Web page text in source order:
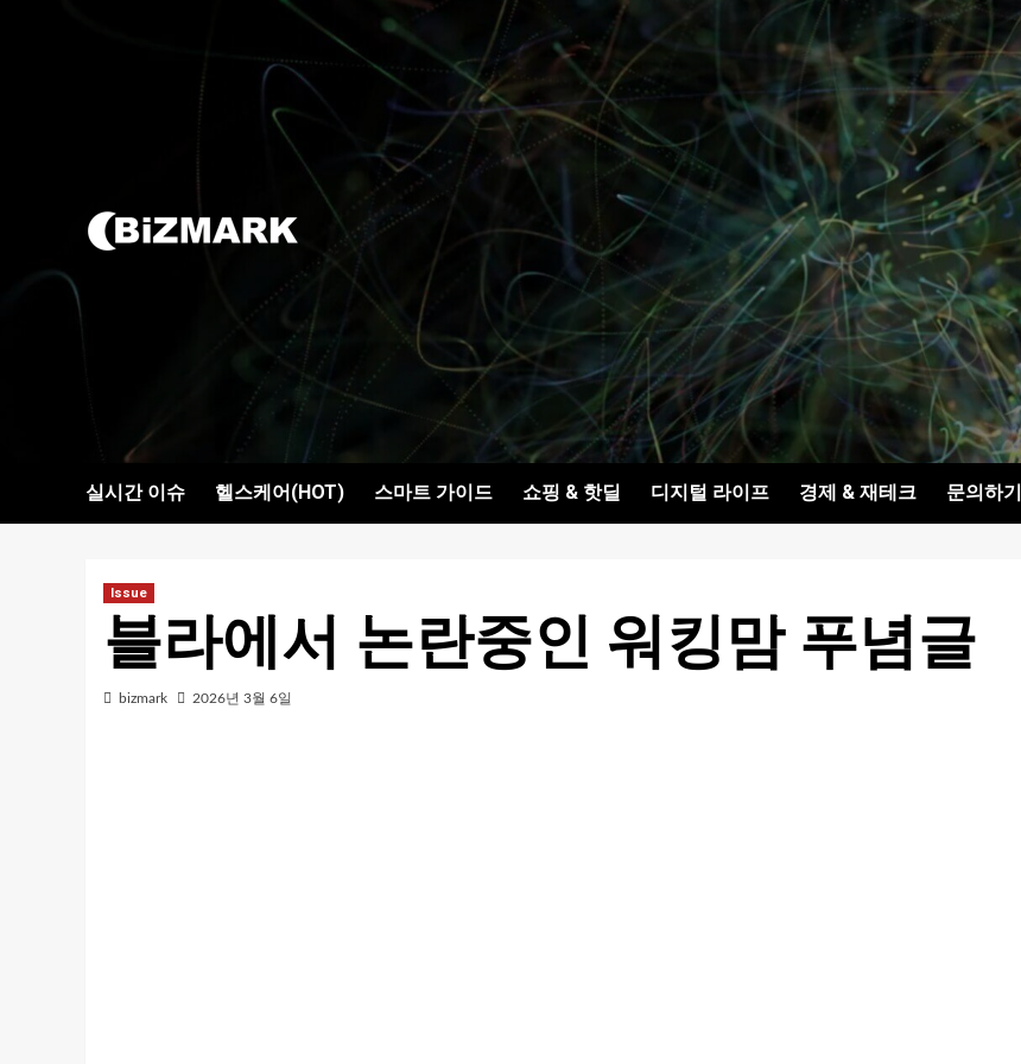
실시간 이슈 헬스케어(HOT) 스마트 가이드 쇼핑 & 핫딜 디지털 라이프 경제 & 재테크 문의하기
Issue
블라에서 논란중인 워킹맘 푸념글
bizmark 2026년 3월 6일